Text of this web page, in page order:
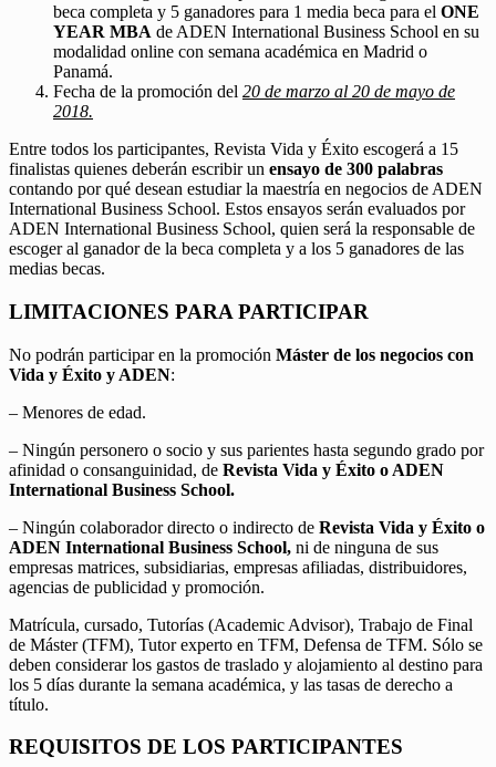
beca completa y 5 ganadores para 1 media beca para el ONE
YEAR MBA de ADEN International Business School en su
modalidad online con semana académica en Madrid o
Panamá.
Fecha de la promoción del 20 de marzo al 20 de mayo de
2018.
Entre todos los participantes, Revista Vida y Éxito escogerá a 15
finalistas quienes deberán escribir un ensayo de 300 palabras
contando por qué desean estudiar la maestría en negocios de ADEN
International Business School. Estos ensayos serán evaluados por
ADEN International Business School, quien será la responsable de
escoger al ganador de la beca completa y a los 5 ganadores de las
medias becas.
LIMITACIONES PARA PARTICIPAR
No podrán participar en la promoción Máster de los negocios con
Vida y Éxito y ADEN:
– Menores de edad.
– Ningún personero o socio y sus parientes hasta segundo grado por
afinidad o consanguinidad, de Revista Vida y Éxito o ADEN
International Business School.
– Ningún colaborador directo o indirecto de Revista Vida y Éxito o
ADEN International Business School, ni de ninguna de sus
empresas matrices, subsidiarias, empresas afiliadas, distribuidores,
agencias de publicidad y promoción.
Matrícula, cursado, Tutorías (Academic Advisor), Trabajo de Final
de Máster (TFM), Tutor experto en TFM, Defensa de TFM. Sólo se
deben considerar los gastos de traslado y alojamiento al destino para
los 5 días durante la semana académica, y las tasas de derecho a
título.
REQUISITOS DE LOS PARTICIPANTES